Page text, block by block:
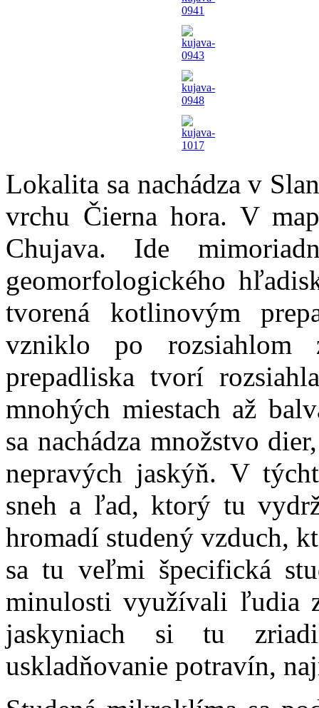
Lokalita sa nachádza v
vrchu Čierna hora. V
Chujava. Ide
geomorfologického
tvorená kotlinovým
vzniklo po rozsiahlom
prepadliska tvorí
mnohých miestach až
sa nachádza množstvo
nepravých jaskýň. V
sneh a ľad, ktorý tu
hromadí studený vzduch,
sa tu veľmi špecifická
minulosti využívali ľudia
jaskyniach si tu
uskladňovanie potravín,